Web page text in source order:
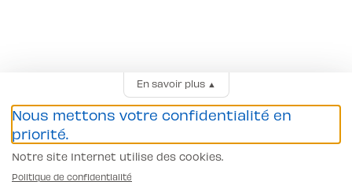
En savoir plus▲
Nous mettons votre confidentialité en
priorité.
Notre site Internet utilise des cookies.
Politique de confidentialité